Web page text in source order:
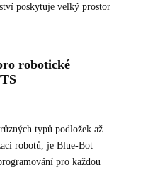
poskytuje velký prostor
robotické
typů podložek až
robotů, je Blue-Bot
pro každou